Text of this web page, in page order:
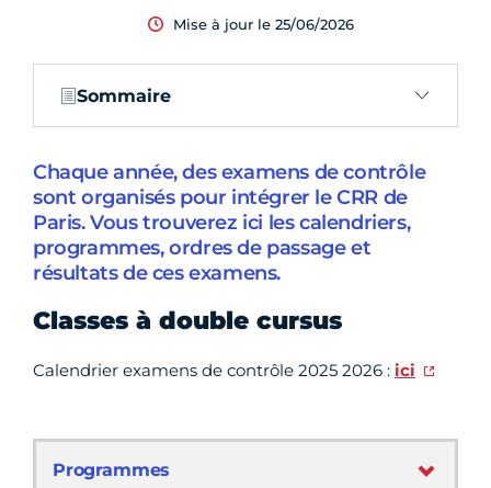
Mise à jour le 25/06/2026
Sommaire
Chaque année, des examens de contrôle
sont organisés pour intégrer le CRR de
Paris. Vous trouverez ici les calendriers,
programmes, ordres de passage et
résultats de ces examens.
Classes à double cursus
Calendrier examens de contrôle 2025 2026 : ici
Programmes